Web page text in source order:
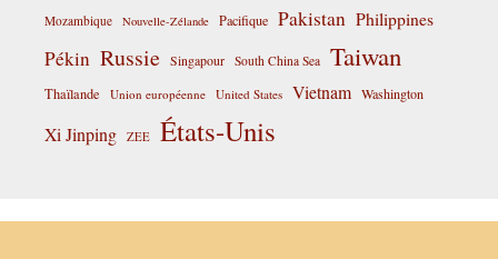
Mozambique Nouvelle-Zélande Pacifique Pakistan Philippines
Pékin Russie Singapour South China Sea Taiwan
Thaïlande Union européenne United States Vietnam Washington
Xi Jinping ZEE États-Unis